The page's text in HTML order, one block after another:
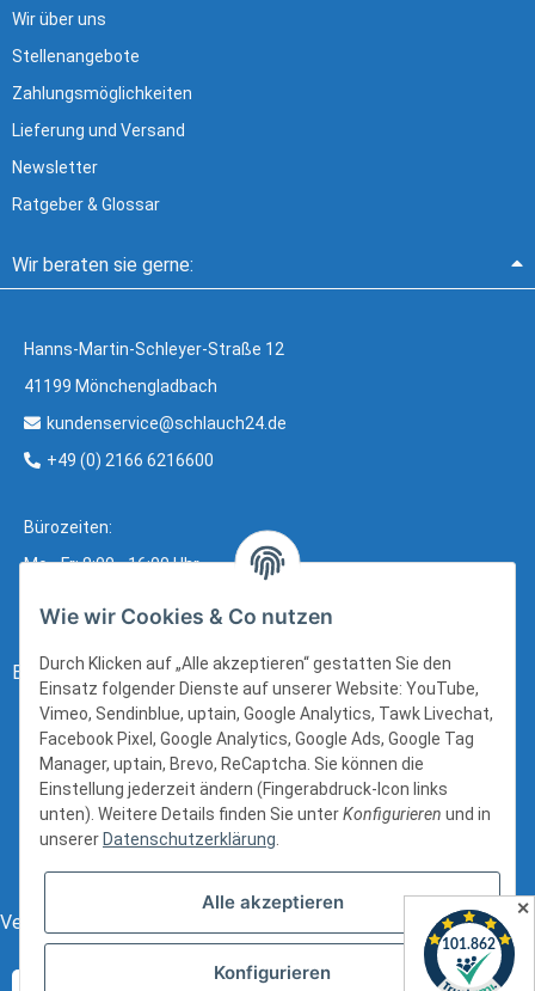
Wir über uns
Stellenangebote
Zahlungsmöglichkeiten
Lieferung und Versand
Newsletter
Ratgeber & Glossar
Wir beraten sie gerne:
Hanns-Martin-Schleyer-Straße 12
41199 Mönchengladbach
kundenservice@schlauch24.de
+49 (0) 2166 6216600
Bürozeiten:
Mo - Fr: 8:00 - 16:00 Uhr
Bezahlung:
Versand:
Wie wir Cookies & Co nutzen
Durch Klicken auf „Alle akzeptieren“ gestatten Sie den
Einsatz folgender Dienste auf unserer Website: YouTube,
Vimeo, Sendinblue, uptain, Google Analytics, Tawk Livechat,
Facebook Pixel, Google Analytics, Google Ads, Google Tag
Manager, uptain, Brevo, ReCaptcha. Sie können die
Einstellung jederzeit ändern (Fingerabdruck-Icon links
unten). Weitere Details finden Sie unterKonfigurieren und in
unserer Datenschutzerklärung.
Alle akzeptieren
Konfigurieren
✕